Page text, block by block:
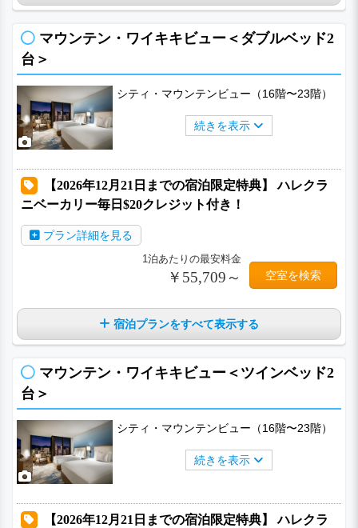
マウンテン・ワイキキビュー＜ダブルベッド2
台＞
シティ・マウンテンビュー（16階〜23階）
続きを表示
【2026年12月21日までの宿泊限定特典】 ハレクラ
ニベーカリー毎日$20クレジット付き！
プラン詳細を見る
1泊あたりの最安料金
￥55,709～ 空室を検索
宿泊プランをすべて表示する
マウンテン・ワイキキビュー＜ツインベッド2
台＞
シティ・マウンテンビュー（16階〜23階）
続きを表示
【2026年12月21日までの宿泊限定特典】 ハレクラ